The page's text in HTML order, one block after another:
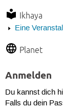
Ikhaya
Eine
Planet
Anmelden
Du kannst dich
Falls du dein